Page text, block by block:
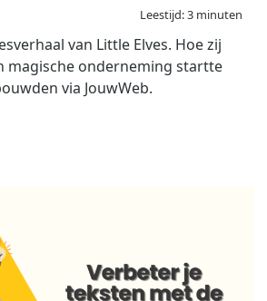
Leestijd: 3 minuten
van Little Elves. Hoe zij
magische onderneming startte
via JouwWeb.